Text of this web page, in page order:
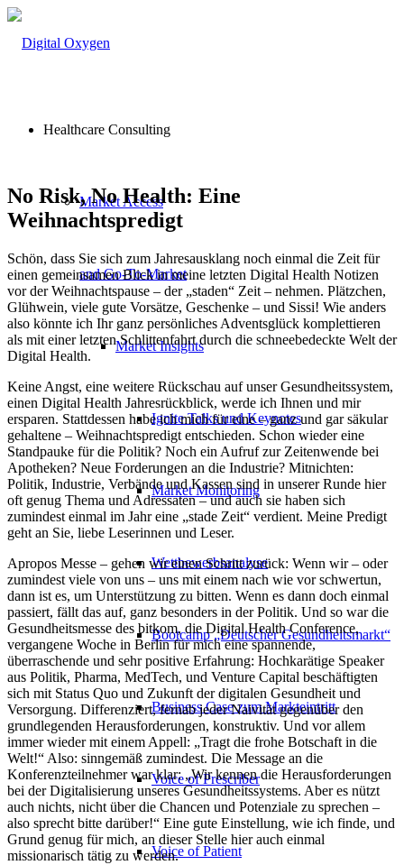
Healthcare Consulting
Market Access
and Go-To-Market
Market Insights
Ignite Talks und Keynotes
Market Monitoring
Wettbewerbsanalyse
Bootcamp „Deutscher Gesundheitsmarkt“
Business Case zum Markteintritt
Voice of Prescriber
Voice of Patient
No Risk, No Health: Eine
Weihnachtspredigt
Schön, dass Sie sich zum Jahresausklang noch einmal die Zeit für
einen gemeinsamen Blick in meine letzten Digital Health Notizen
vor der Weihnachtspause – der „staden“ Zeit – nehmen. Plätzchen,
Glühwein, viele gute Vorsätze, Geschenke – und Sissi! Wie anders
also könnte ich Ihr ganz persönliches Adventsglück komplettieren
als mit einer letzten Schlittenfahrt durch die schneebedeckte Welt der
Digital Health.
Keine Angst, eine weitere Rückschau auf unser Gesundheitssystem,
einen Digital Health Jahresrückblick, werde ich Ihnen und mir
ersparen. Stattdessen habe ich mich für eine – ganz und gar säkular
gehaltene – Weihnachtspredigt entschieden. Schon wieder eine
Standpauke für die Politik? Noch ein Aufruf zur Zeitenwende bei
Apotheken? Neue Forderungen an die Industrie? Mitnichten:
Politik, Industrie, Verbände und Kassen sind in unserer Runde hier
oft genug Thema und Adressaten – und auch sie haben sich
zumindest einmal im Jahr eine „stade Zeit“ verdient. Meine Predigt
geht an Sie, liebe Leserinnen und Leser.
Apropos Messe – gehen wir einen Schritt zurück: Wenn wir – oder
zumindest viele von uns – uns mit einem nach wie vor schwertun,
dann ist es, um Unterstützung zu bitten. Wenn es dann doch einmal
passiert, fällt das auf, ganz besonders in der Politik. Und so war die
Gesundheitsmesse des bitkom, die Digital Health Conference,
vergangene Woche in Berlin für mich eine spannende,
überraschende und sehr positive Erfahrung: Hochkarätige Speaker
aus Politik, Pharma, MedTech, und Venture Capital beschäftigten
sich mit Status Quo und Zukunft der digitalen Gesundheit und
Versorgung. Differenziert, fernab jeder Naivität gegenüber den
grundlegenden Herausforderungen, konstruktiv. Und vor allem
immer wieder mit einem Appell: „Tragt die frohe Botschaft in die
Welt!“ Also: sinngemäß zumindest. Die Message an die
Konferenzteilnehmer war klar: „Wir kennen die Herausforderungen
bei der Digitalisierung unseres Gesundheitssystems. Aber es nützt
auch nichts, nicht über die Chancen und Potenziale zu sprechen –
also sprecht bitte darüber!“ Eine gute Einstellung, wie ich finde, und
Grund genug für mich, an dieser Stelle hier auch einmal
missionarisch tätig zu werden.